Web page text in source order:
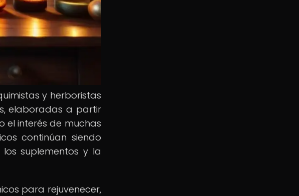
y herboristas
elaboradas a partir
el interés de muchas
continúan siendo
suplementos y la
para rejuvenecer,